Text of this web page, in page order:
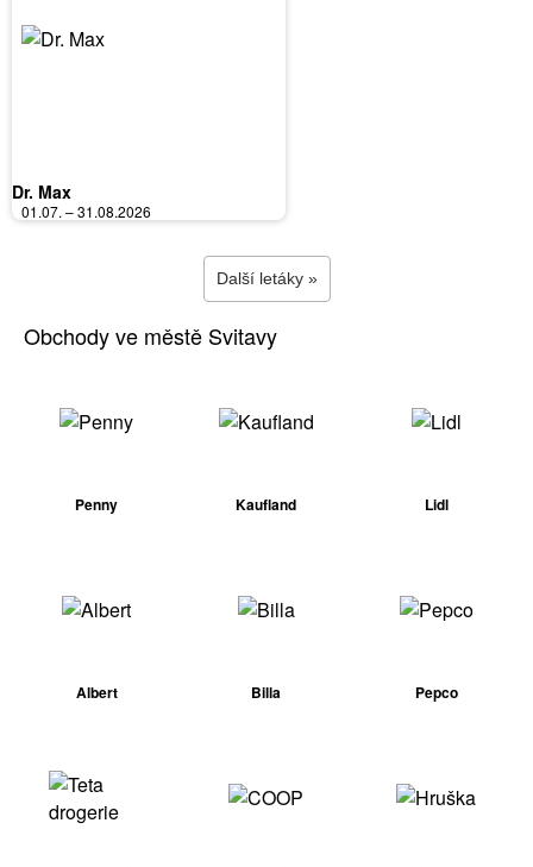
Dr. Max
01.07. – 31.08.2026
Další letáky »
Obchody ve městě Svitavy
Penny Kaufland Lidl
Albert Billa Pepco